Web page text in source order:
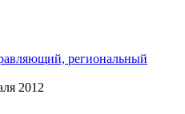
региональный
2012